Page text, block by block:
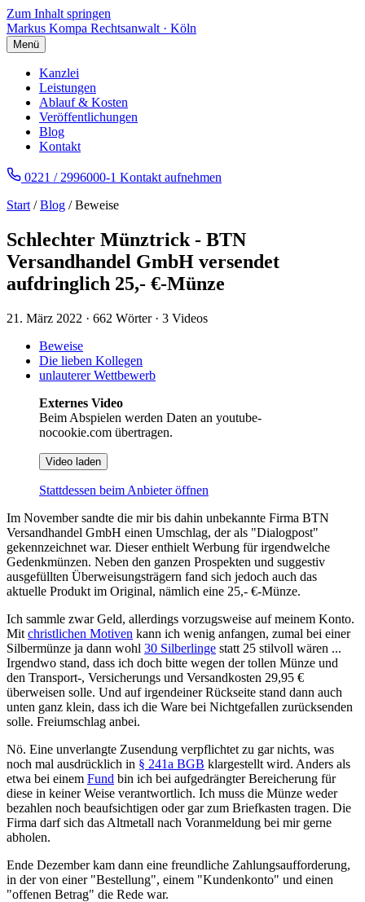
Zum Inhalt springen
Markus Kompa Rechtsanwalt · Köln
Menü
Kanzlei
Leistungen
Ablauf & Kosten
Veröffentlichungen
Blog
Kontakt
0221 / 2996000-1 Kontakt aufnehmen
Start /Blog / Beweise
Schlechter Münztrick - BTN
Versandhandel GmbH versendet
aufdringlich 25,- €-Münze
21. März 2022 · 662 Wörter · 3 Videos
Beweise
Die lieben Kollegen
unlauterer Wettbewerb
Externes Video
Beim Abspielen werden Daten an youtube-
nocookie.com übertragen.
Video laden
Stattdessen beim Anbieter öffnen
Im November sandte die mir bis dahin unbekannte Firma BTN
Versandhandel GmbH einen Umschlag, der als "Dialogpost"
gekennzeichnet war. Dieser enthielt Werbung für irgendwelche
Gedenkmünzen. Neben den ganzen Prospekten und suggestiv
ausgefüllten Überweisungsträgern fand sich jedoch auch das
aktuelle Produkt im Original, nämlich eine 25,- €-Münze.
Ich sammle zwar Geld, allerdings vorzugsweise auf meinem Konto.
Mit christlichen Motiven kann ich wenig anfangen, zumal bei einer
Silbermünze ja dann wohl 30 Silberlinge statt 25 stilvoll wären ...
Irgendwo stand, dass ich doch bitte wegen der tollen Münze und
den Transport-, Versicherungs und Versandkosten 29,95 €
überweisen solle. Und auf irgendeiner Rückseite stand dann auch
unten ganz klein, dass ich die Ware bei Nichtgefallen zurücksenden
solle. Freiumschlag anbei.
Nö. Eine unverlangte Zusendung verpflichtet zu gar nichts, was
noch mal ausdrücklich in § 241a BGB klargestellt wird. Anders als
etwa bei einem Fund bin ich bei aufgedrängter Bereicherung für
diese in keiner Weise verantwortlich. Ich muss die Münze weder
bezahlen noch beaufsichtigen oder gar zum Briefkasten tragen. Die
Firma darf sich das Altmetall nach Voranmeldung bei mir gerne
abholen.
Ende Dezember kam dann eine freundliche Zahlungsaufforderung,
in der von einer "Bestellung", einem "Kundenkonto" und einen
"offenen Betrag" die Rede war.